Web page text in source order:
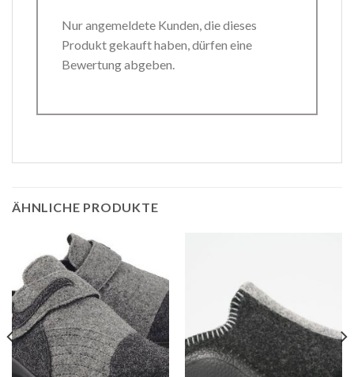
Nur angemeldete Kunden, die dieses
Produkt gekauft haben, dürfen eine
Bewertung abgeben.
ÄHNLICHE PRODUKTE